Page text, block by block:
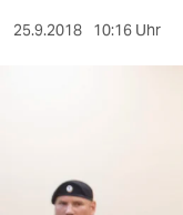
sport
wahrheit
25.9.2018 10:16 Uhr